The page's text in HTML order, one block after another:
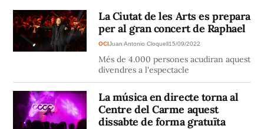
La Ciutat de les Arts es prepara
per al gran concert de Raphael
OCIJuan Antonio Cloquell15/09/2022
Més de 4.000 persones acudiran aquest
divendres a l'espectacle
La música en directe torna al
Centre del Carme aquest
dissabte de forma gratuïta